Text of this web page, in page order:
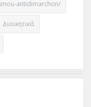
antidimarchon/
Διοικητικά